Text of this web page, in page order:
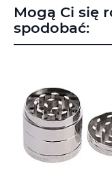
Mogą Ci się
spodobać: